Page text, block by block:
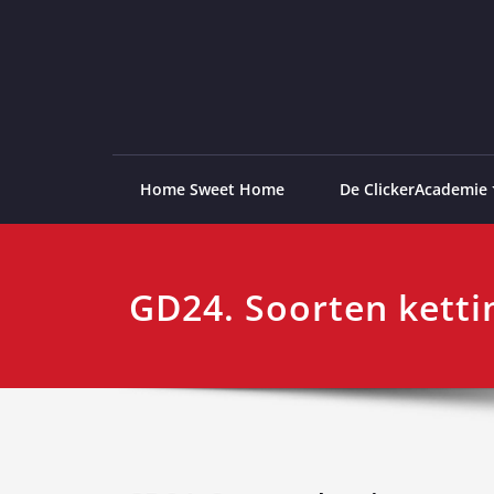
Home Sweet Home De ClickerAcademie
GD24. Soorten